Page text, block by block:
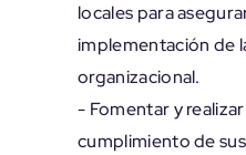
locales para
implementación de
organizacional.
- Fomentar y
cumplimiento de